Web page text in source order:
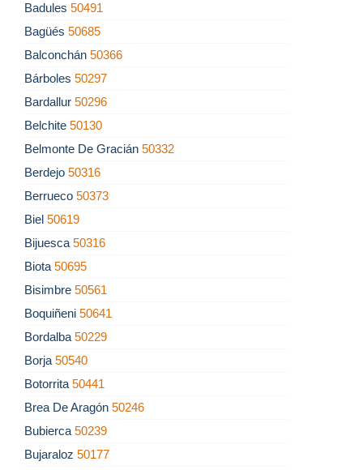
Badules 50491
Bagüés 50685
Balconchán 50366
Bárboles 50297
Bardallur 50296
Belchite 50130
Belmonte De Gracián 50332
Berdejo 50316
Berrueco 50373
Biel 50619
Bijuesca 50316
Biota 50695
Bisimbre 50561
Boquiñeni 50641
Bordalba 50229
Borja 50540
Botorrita 50441
Brea De Aragón 50246
Bubierca 50239
Bujaraloz 50177